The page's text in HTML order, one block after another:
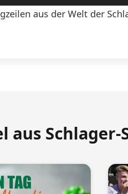
aus der Welt der
Schlager-